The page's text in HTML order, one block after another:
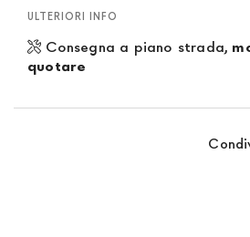
ULTERIORI INFO
Consegna a piano strada,
quotare